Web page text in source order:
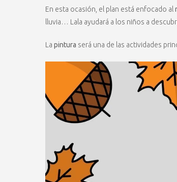
En esta ocasión, el plan está enfocado al
lluvia… Lala ayudará a los niños a
La pintura será una de las actividades